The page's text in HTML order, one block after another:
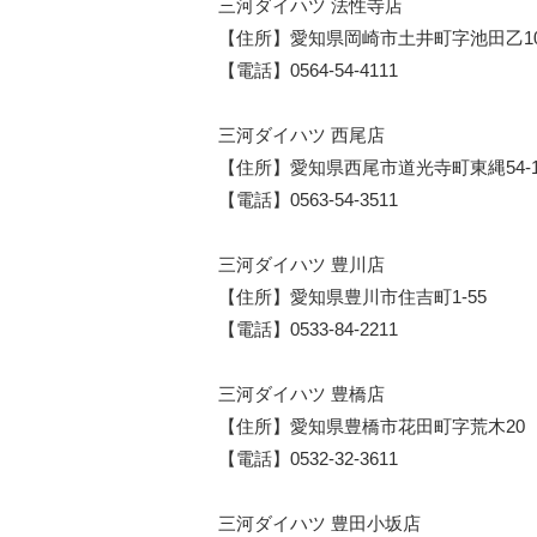
三河ダイハツ 法性寺店
【住所】愛知県岡崎市土井町字池田乙
【電話】0564-54-4111
三河ダイハツ 西尾店
【住所】愛知県西尾市道光寺町東縄54-
【電話】0563-54-3511
三河ダイハツ 豊川店
【住所】愛知県豊川市住吉町1-55
【電話】0533-84-2211
三河ダイハツ 豊橋店
【住所】愛知県豊橋市花田町字荒木20
【電話】0532-32-3611
三河ダイハツ 豊田小坂店